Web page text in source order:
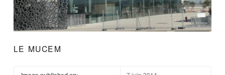
LE MUCEM